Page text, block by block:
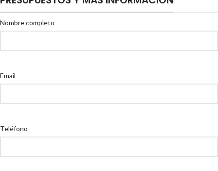
Nombre completo
Email
Teléfono